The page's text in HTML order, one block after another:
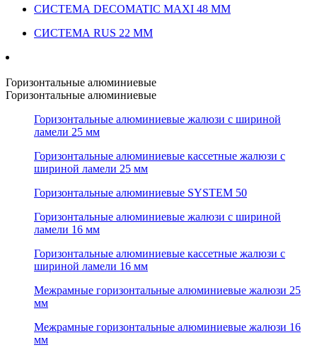
СИСТЕМА DECOMATIC MAXI 48 ММ
СИСТЕМА RUS 22 ММ
Горизонтальные алюминиевые
Горизонтальные алюминиевые
Горизонтальные алюминиевые жалюзи с шириной
ламели 25 мм
Горизонтальные алюминиевые кассетные жалюзи с
шириной ламели 25 мм
Горизонтальные алюминиевые SYSTEM 50
Горизонтальные алюминиевые жалюзи с шириной
ламели 16 мм
Горизонтальные алюминиевые кассетные жалюзи с
шириной ламели 16 мм
Межрамные горизонтальные алюминиевые жалюзи 25
мм
Межрамные горизонтальные алюминиевые жалюзи 16
мм